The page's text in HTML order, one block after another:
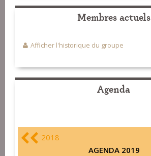
Membres actuels
Afficher l'historique du groupe
Agenda
2018
AGENDA 2019